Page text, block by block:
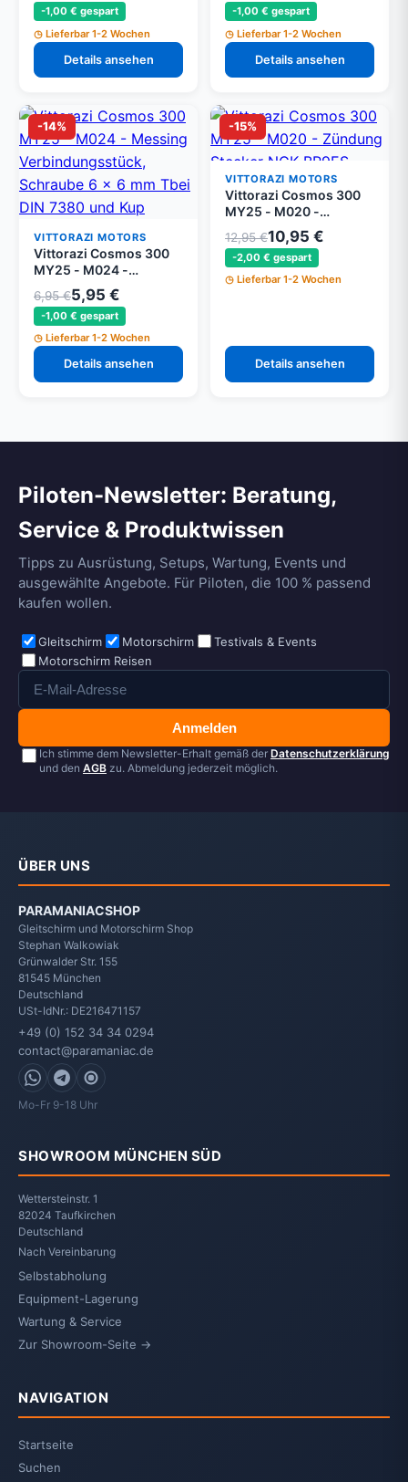
10)
-1,00 € gespart
Lieferbar 1-2 Wochen
Details ansehen
-1,00 € gespart
Lieferbar 1-2 Wochen
Details ansehen
-14%
VITTORAZI MOTORS
Vittorazi Cosmos 300
MY25 - M024 -
Messing
Verbindungsstück,
Schraube 6 x 6 mm Tbei
DIN 7380 und Kupfer
Scheibe
6,95 €5,95 €
-1,00 € gespart
Lieferbar 1-2 Wochen
Details ansehen
-15%
VITTORAZI MOTORS
Vittorazi Cosmos 300
MY25 - M020 -
Zündung Stecker NGK
BR9ES
12,95 €10,95 €
-2,00 € gespart
Lieferbar 1-2 Wochen
Details ansehen
Piloten-Newsletter: Beratung,
Service & Produktwissen
Tipps zu Ausrüstung, Setups, Wartung, Events und
ausgewählte Angebote. Für Piloten, die 100 % passend
kaufen wollen.
Gleitschirm Motorschirm
Testivals & Events
Motorschirm Reisen
Anmelden
Ich stimme dem Newsletter-Erhalt gemäß der Datenschutzerklärung
und den AGB zu. Abmeldung jederzeit möglich.
ÜBER UNS
PARAMANIACSHOP
Gleitschirm und Motorschirm Shop
Stephan Walkowiak
Grünwalder Str. 155
81545 München
Deutschland
USt-IdNr.: DE216471157
+49 (0) 152 34 34 0294
contact@paramaniac.de
WhatsApp
Telegram
Signal
Mo-Fr 9-18 Uhr
SHOWROOM MÜNCHEN SÜD
Wettersteinstr. 1
82024 Taufkirchen
Deutschland
Nach Vereinbarung
Selbstabholung
Equipment-Lagerung
Wartung & Service
Zur Showroom-Seite →
NAVIGATION
Startseite
Suchen